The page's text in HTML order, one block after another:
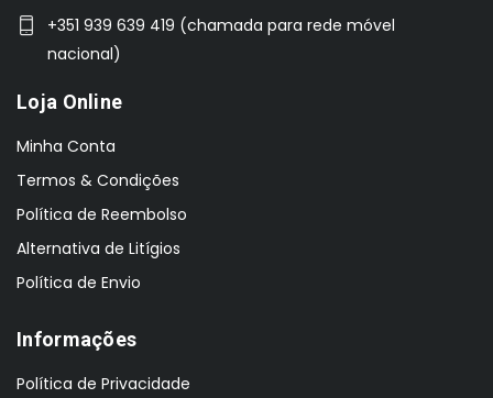
+351 939 639 419 (chamada para rede móvel
nacional)
Loja Online
Minha Conta
Termos & Condições
Política de Reembolso
Alternativa de Litígios
Política de Envio
Informações
Política de Privacidade